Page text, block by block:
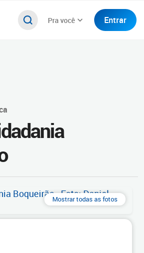
Pra você Entrar
Mostrar todas as fotos